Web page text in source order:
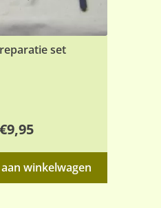
set
€9,95
winkelwagen